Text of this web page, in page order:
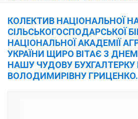
КОЛЕКТИВ НАЦІОНАЛЬНОЇ
СІЛЬСЬКОГОСПОДАРСЬКОЇ
НАЦІОНАЛЬНОЇ АКАДЕМІЇ
УКРАЇНИ ЩИРО ВІТАЄ З
НАШУ ЧУДОВУ БУХГАЛТЕРКУ
ВОЛОДИМИРІВНУ ГРИЦЕНКО.